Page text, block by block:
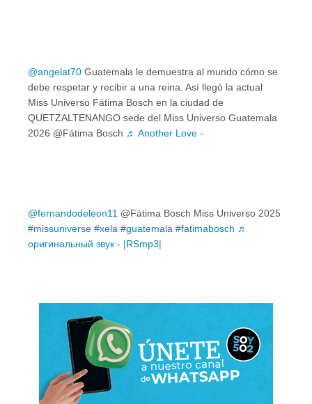
@angelat70 Guatemala le demuestra al mundo cómo se
debe respetar y recibir a una reina. Así llegó la actual
Miss Universo Fátima Bosch en la ciudad de
QUETZALTENANGO sede del Miss Universo Guatemala
2026 @Fátima Bosch ♬ Another Love -
@fernandodeleon11 @Fátima Bosch Miss Universo 2025
#missuniverse #xela #guatemala #fatimabosch ♬
оригинальный звук - |RSmp3|